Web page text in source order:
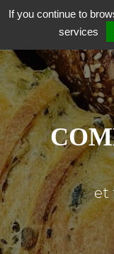
et
If you continue to
services